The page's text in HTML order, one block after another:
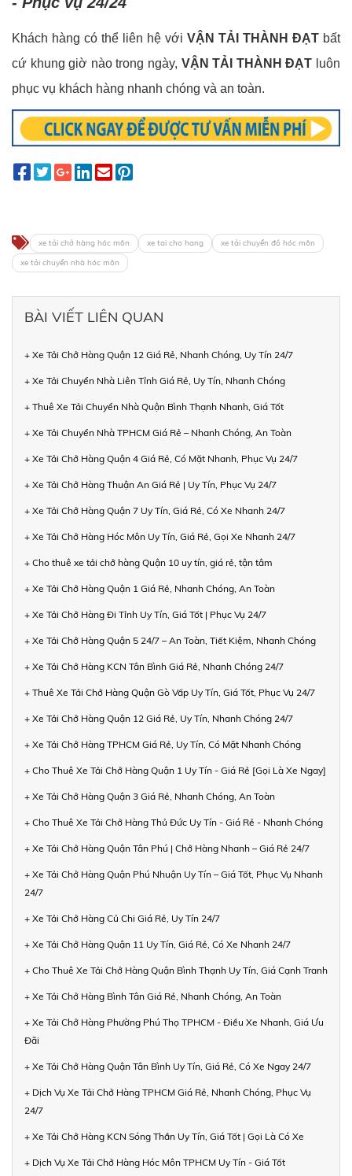
Khách hàng có thể liên hệ với VẬN TẢI THÀNH ĐẠT bất
cứ khung giờ nào trong ngày, VẬN TẢI THÀNH ĐẠT luôn
phục vụ khách hàng nhanh chóng và an toàn.
xe tải chở hàng hóc môn xe tai cho hang
xe tải chuyển đồ hóc môn
xe tải chuyển nhà hóc môn
BÀI VIẾT LIÊN QUAN
+ Xe Tải Chở Hàng Quận 12 Giá Rẻ, Nhanh Chóng, Uy Tín 24/7
+ Xe Tải Chuyển Nhà Liên Tỉnh Giá Rẻ, Uy Tín, Nhanh Chóng
+ Thuê Xe Tải Chuyển Nhà Quận Bình Thạnh Nhanh, Giá Tốt
+ Xe Tải Chuyển Nhà TPHCM Giá Rẻ – Nhanh Chóng, An Toàn
+ Xe Tải Chở Hàng Quận 4 Giá Rẻ, Có Mặt Nhanh, Phục Vụ 24/7
+ Xe Tải Chở Hàng Thuận An Giá Rẻ | Uy Tín, Phục Vụ 24/7
+ Xe Tải Chở Hàng Quận 7 Uy Tín, Giá Rẻ, Có Xe Nhanh 24/7
+ Xe Tải Chở Hàng Hóc Môn Uy Tín, Giá Rẻ, Gọi Xe Nhanh 24/7
+ Cho thuê xe tải chở hàng Quận 10 uy tín, giá rẻ, tận tâm
+ Xe Tải Chở Hàng Quận 1 Giá Rẻ, Nhanh Chóng, An Toàn
+ Xe Tải Chở Hàng Đi Tỉnh Uy Tín, Giá Tốt | Phục Vụ 24/7
+ Xe Tải Chở Hàng Quận 5 24/7 – An Toàn, Tiết Kiệm, Nhanh Chóng
+ Xe Tải Chở Hàng KCN Tân Bình Giá Rẻ, Nhanh Chóng 24/7
+ Thuê Xe Tải Chở Hàng Quận Gò Vấp Uy Tín, Giá Tốt, Phục Vụ 24/7
+ Xe Tải Chở Hàng Quận 12 Giá Rẻ, Uy Tín, Nhanh Chóng 24/7
+ Xe Tải Chở Hàng TPHCM Giá Rẻ, Uy Tín, Có Mặt Nhanh Chóng
+ Cho Thuê Xe Tải Chở Hàng Quận 1 Uy Tín - Giá Rẻ [Gọi Là Xe Ngay]
+ Xe Tải Chở Hàng Quận 3 Giá Rẻ, Nhanh Chóng, An Toàn
+ Cho Thuê Xe Tải Chở Hàng Thủ Đức Uy Tín - Giá Rẻ - Nhanh Chóng
+ Xe Tải Chở Hàng Quận Tân Phú | Chở Hàng Nhanh – Giá Rẻ 24/7
+ Xe Tải Chở Hàng Quận Phú Nhuận Uy Tín – Giá Tốt, Phục Vụ Nhanh
24/7
+ Xe Tải Chở Hàng Củ Chi Giá Rẻ, Uy Tín 24/7
+ Xe Tải Chở Hàng Quận 11 Uy Tín, Giá Rẻ, Có Xe Nhanh 24/7
+ Cho Thuê Xe Tải Chở Hàng Quận Bình Thạnh Uy Tín, Giá Cạnh Tranh
+ Xe Tải Chở Hàng Bình Tân Giá Rẻ, Nhanh Chóng, An Toàn
+ Xe Tải Chở Hàng Phường Phú Thọ TPHCM - Điều Xe Nhanh, Giá Ưu
Đãi
+ Xe Tải Chở Hàng Quận Tân Bình Uy Tín, Giá Rẻ, Có Xe Ngay 24/7
+ Dịch Vụ Xe Tải Chở Hàng TPHCM Giá Rẻ, Nhanh Chóng, Phục Vụ
24/7
+ Xe Tải Chở Hàng KCN Sóng Thần Uy Tín, Giá Tốt | Gọi Là Có Xe
+ Dịch Vụ Xe Tải Chở Hàng Hóc Môn TPHCM Uy Tín - Giá Tốt